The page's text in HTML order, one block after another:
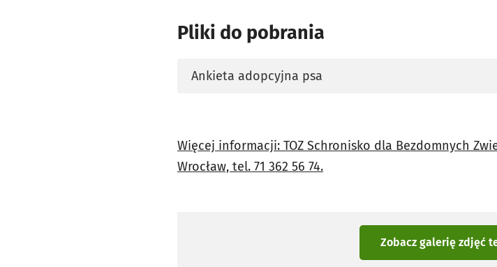
Pliki do pobrania
Ankieta adopcyjna psa
otworzy się w nowej karcie
Więcej informacji: TOZ Schronisko dla Bezdomnych
Wrocław, tel. 71 362 56 74.
Zobacz galerię zdjęć